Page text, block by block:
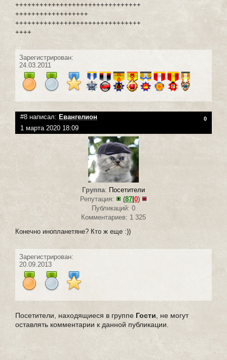
+++++++++++++++++++++++++++++++
++++++++++++++++++
+++++++++++++++++++++++++++++++
++++
Зарегистрирован:
24.03.2011
#8 написал: Евангелион 0
1 марта 2020 18:09
Группа: Посетители
Репутация:
(87 0)
Публикаций: 0
Комментариев: 1 325
Конечно инопланетяне? Кто ж еще :))
Зарегистрирован:
20.09.2013
Посетители, находящиеся в группе Гости , не могут
оставлять комментарии к данной публикации.